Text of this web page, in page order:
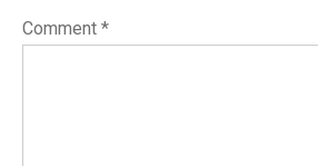
Comment *